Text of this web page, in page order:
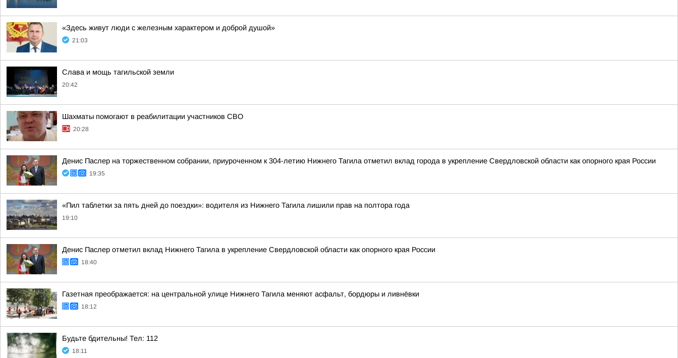
«Здесь живут люди с железным характером и доброй душой»
21:03
Слава и мощь тагильской земли
20:42
Шахматы помогают в реабилитации участников СВО
20:28
Денис Паслер на торжественном собрании, приуроченном к 304-летию Нижнего Тагила отметил вклад города в укрепление Свердловской области как опорного края России
19:35
«Пил таблетки за пять дней до поездки»: водителя из Нижнего Тагила лишили прав на полтора года
19:10
Денис Паслер отметил вклад Нижнего Тагила в укрепление Свердловской области как опорного края России
18:40
Газетная преображается: на центральной улице Нижнего Тагила меняют асфальт, бордюры и ливнёвки
18:12
Будьте бдительны! Тел: 112
18:11